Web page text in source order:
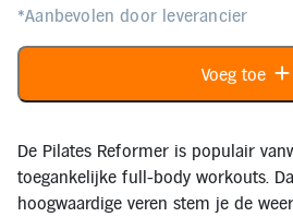
Sport, Spel en Bewegen
account
Mijn
bestellingen
*Aanbevolen door leverancier
Voeg toe
De Pilates Reformer is populair
toegankelijke full-body workouts.
hoogwaardige veren stem je de